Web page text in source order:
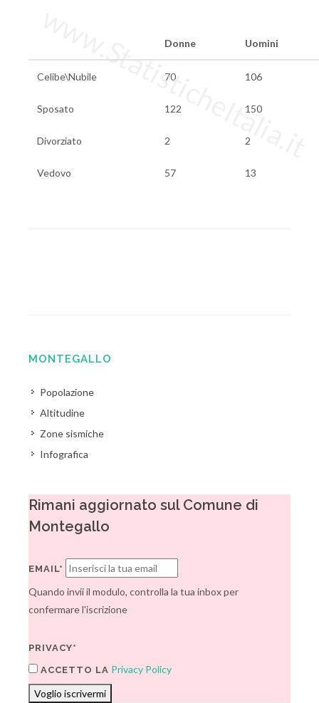
Donne Uomini
Celibe\Nubile 70 106
Sposato 122 150
Divorziato 2 2
Vedovo 57 13
www.StatisticheItalia.it
MONTEGALLO
Popolazione
Altitudine
Zone sismiche
Infografica
Rimani aggiornato sul Comune di
Montegallo
EMAIL*
Quando invii il modulo, controlla la tua inbox per
confermare l'iscrizione
PRIVACY*
ACCETTO LA Privacy Policy
Voglio iscrivermi